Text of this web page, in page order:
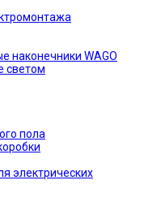
наконечники WAGO
светом
пола
электрических